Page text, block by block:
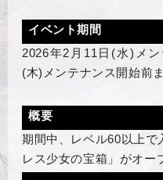
イベント期間
2026年2月11日(水)メ
(木)メンテナンス開始前
概要
期間中、レベル60以上で
レス少女の宝箱」がオー